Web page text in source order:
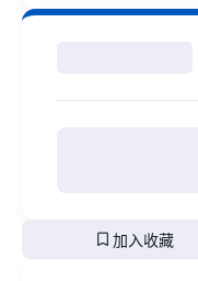
bookmark 加入收藏